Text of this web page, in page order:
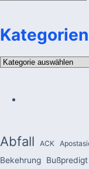
Kategorien
Kategorien
Abfall ACK
Bekehrung Bußpredigt